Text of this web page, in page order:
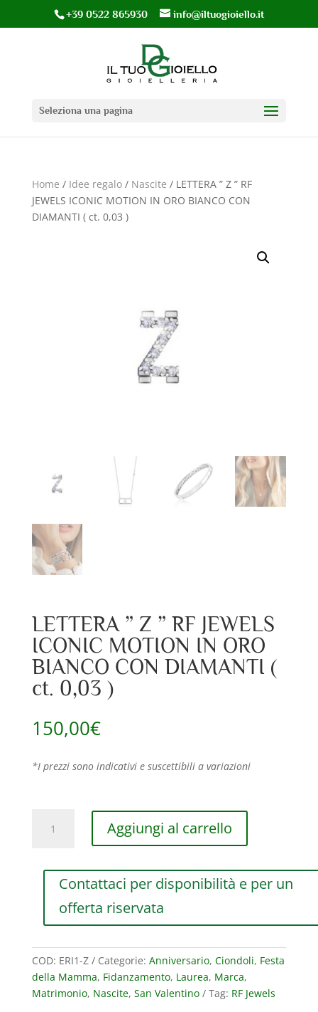
+39 0522 865930 info@iltuogioiello.it
Seleziona una pagina
Home / Idee regalo/ Nascite / LETTERA ” Z ” RF
JEWELS ICONIC MOTION IN ORO BIANCO CON
DIAMANTI ( ct. 0,03 )
LETTERA ” Z ” RF JEWELS
ICONIC MOTION IN ORO
BIANCO CON DIAMANTI (
ct. 0,03 )
150,00€
*I prezzi sono indicativi e suscettibili a variazioni
ICONIC
IN
ORO
BIANCO
CON
Aggiungi al carrello
Contattaci per disponibilità e per un
offerta riservata
COD: ERI1-Z Categorie: Anniversario, Ciondoli, Festa
della Mamma, Fidanzamento, Laurea, Marca,
Matrimonio, Nascite, San Valentino Tag: RF Jewels